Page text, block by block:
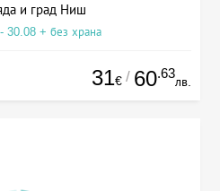
и град Ниш
30.08 + без храна
31€ / 60.63
лв.